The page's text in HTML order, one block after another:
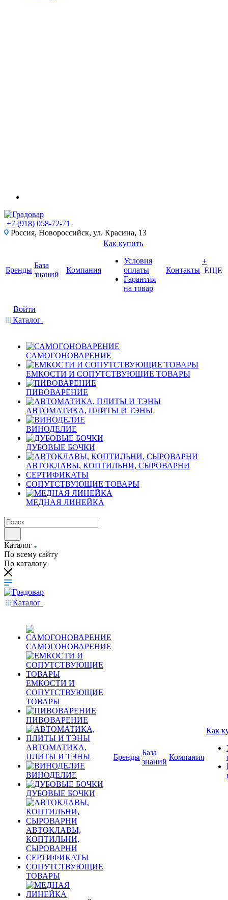
+7 (918) 058-72-71
Россия, Новороссийск, ул. Красина, 13
Бренды
База
знаний
Компания
Как купить
Условия
оплаты
Гарантия
на товар
Контакты
+
ЕЩЕ
Войти
Каталог
САМОГОНОВАРЕНИЕ
ЕМКОСТИ И СОПУТСТВУЮЩИЕ ТОВАРЫ
ПИВОВАРЕНИЕ
АВТОМАТИКА, ПЛИТЫ И ТЭНЫ
ВИНОДЕЛИЕ
ДУБОВЫЕ БОЧКИ
АВТОКЛАВЫ, КОПТИЛЬНИ, СЫРОВАРНИ
СЕРТИФИКАТЫ
СОПУТСТВУЮЩИЕ ТОВАРЫ
МЕДНАЯ ЛИНЕЙКА
Каталог
По всему сайту
По каталогу
Каталог
САМОГОНОВАРЕНИЕ
ЕМКОСТИ И
СОПУТСТВУЮЩИЕ
ТОВАРЫ
ПИВОВАРЕНИЕ
АВТОМАТИКА,
ПЛИТЫ И ТЭНЫ
ВИНОДЕЛИЕ
ДУБОВЫЕ БОЧКИ
АВТОКЛАВЫ,
КОПТИЛЬНИ,
СЫРОВАРНИ
СЕРТИФИКАТЫ
СОПУТСТВУЮЩИЕ
ТОВАРЫ
Бренды
База
знаний
Компания
Как